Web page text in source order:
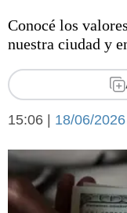
Deportes
Economía y campo
Conocé los
nuestra ciudad y
15:06 | 18/06/2026